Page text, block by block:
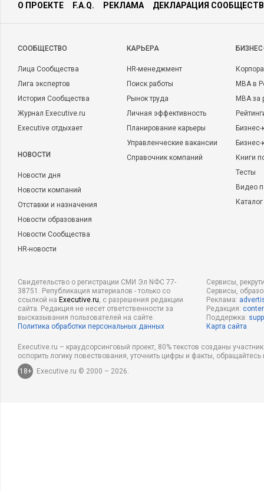
О ПРОЕКТЕ F.A.Q. РЕКЛАМА ДЕКЛАРАЦИЯ
CООБЩЕСТВО
Лица Сообщества
Лига экспертов
История Сообщества
Журнал Executive.ru
Executive отдыхает
НОВОСТИ
Новости дня
Новости компаний
Отставки и назначения
Новости образования
Новости Сообщества
HR-новости
КАРЬЕРА
HR-менеджмент
Поиск работы
Рынок труда
Личная эффективность
Планирование карьеры
Управленческие вакансии
Справочник компаний
MBA в
MBA
Бизнес-
Книги
Тесты
Видео
Свидетельство о регистрации СМИ Эл NФС 77-
38751. Републикация материалов - только со
ссылкой на Executive.ru, с разрешения редакции
сайта. Редакция не несет ответственности за
высказывания пользователей на сайте.
Политика обработки персональных данных
Сервисы,
Сервисы,
Реклама:
Редакция:
Поддержка:
Карта сайта
Executive.ru – краудсорсинговый проект, 80% текстов созданы
оспорить логику повествования, уточнить цифры и факты,
18+
Executive.ru © 2000 – 2026.